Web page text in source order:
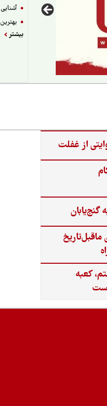
بهترین
بیشتر
از غفلت
گنج‌یابان
کعبه